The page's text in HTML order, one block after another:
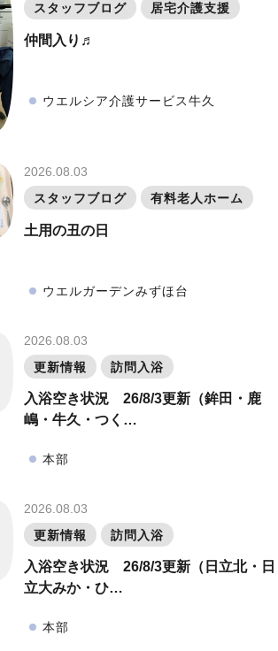
スタッフブログ
居宅介護支援
仲間入り♬
ウエルシア介護サービス牛久
2026.08.03
スタッフブログ
有料老人ホーム
土用の丑の日
ウエルガーデンみずほ台
2026.08.03
更新情報
訪問入浴
入浴空き状況 26/8/3更新（鉾田・鹿
嶋・牛久・つく…
本部
2026.08.03
更新情報
訪問入浴
入浴空き状況 26/8/3更新（日立北・日
立大みか・ひ…
本部